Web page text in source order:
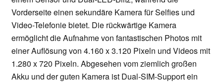
Vorderseite einen sekundäre Kamera für Selfies und
Video-Telefonie bietet. Die rückwärtige Kamera
ermöglicht die Aufnahme von fantastischen Photos mit
einer Auflösung von 4.160 x 3.120 Pixeln und Videos mit
1.280 x 720 Pixeln. Abgesehen vom ziemlich großen
Akku und der guten Kamera ist Dual-SIM-Support ein